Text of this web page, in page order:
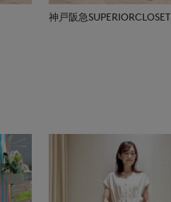
神戸阪急SUPERIORCLOSET